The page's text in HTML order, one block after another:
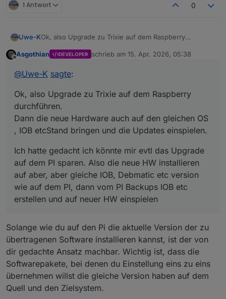
1 Antwort 0
Uwe-KOk, also Upgrade zu Trixie auf dem Raspberry
Dann die neue Hardware auch auf den gleichen OS ,
Ich hatte gedacht ich könnte mir evtl das Upgrade auf
aber gleiche IOB, Debmatic etc version wie auf dem PI,
HW einspielen
Asgothian DEVELOPER schrieb am 15. Apr. 2026, 05:38
zuletzt editiert von
@Uwe-K sagte:
Ok, also Upgrade zu Trixie auf dem Raspberry
durchführen.
Dann die neue Hardware auch auf den gleichen OS
, IOB etcStand bringen und die Updates einspielen.
Ich hatte gedacht ich könnte mir evtl das Upgrade
auf dem PI sparen. Also die neue HW installieren
auf aber, aber gleiche IOB, Debmatic etc version
wie auf dem PI, dann vom PI Backups IOB etc
erstellen und auf neuer HW einspielen
Solange wie du auf den Pi die aktuelle Version der zu
übertragenen Software installieren kannst, ist der von
dir gedachte Ansatz machbar. Wichtig ist, dass die
Softwarepakete, bei denen du Einstellung eins zu eins
übernehmen willst die gleiche Version haben auf dem
Quell und den Zielsystem.